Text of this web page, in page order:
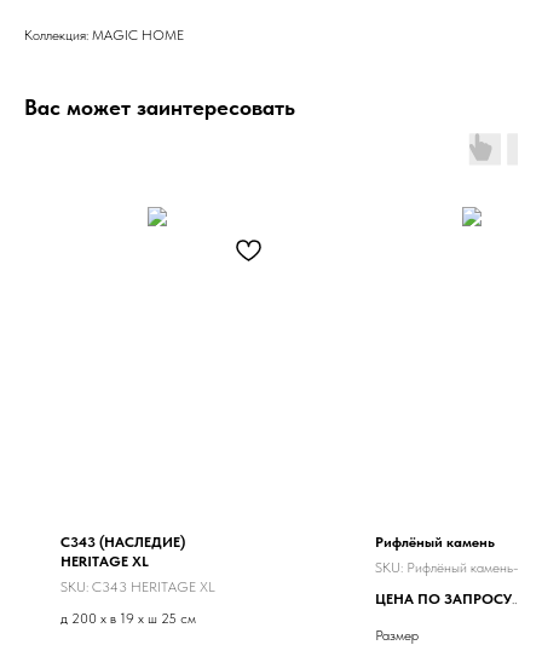
Коллекция: MAGIC HOME
Вас может заинтересовать
C343 (НАСЛЕДИЕ)
HERITAGE XL
SKU: C343 HERITAGE XL
д 200 x в 19 x ш 25 см
Рифлёный камень
SKU: Рифлёный камень-1
ЦЕНА ПО ЗАПРОСУ
Размер